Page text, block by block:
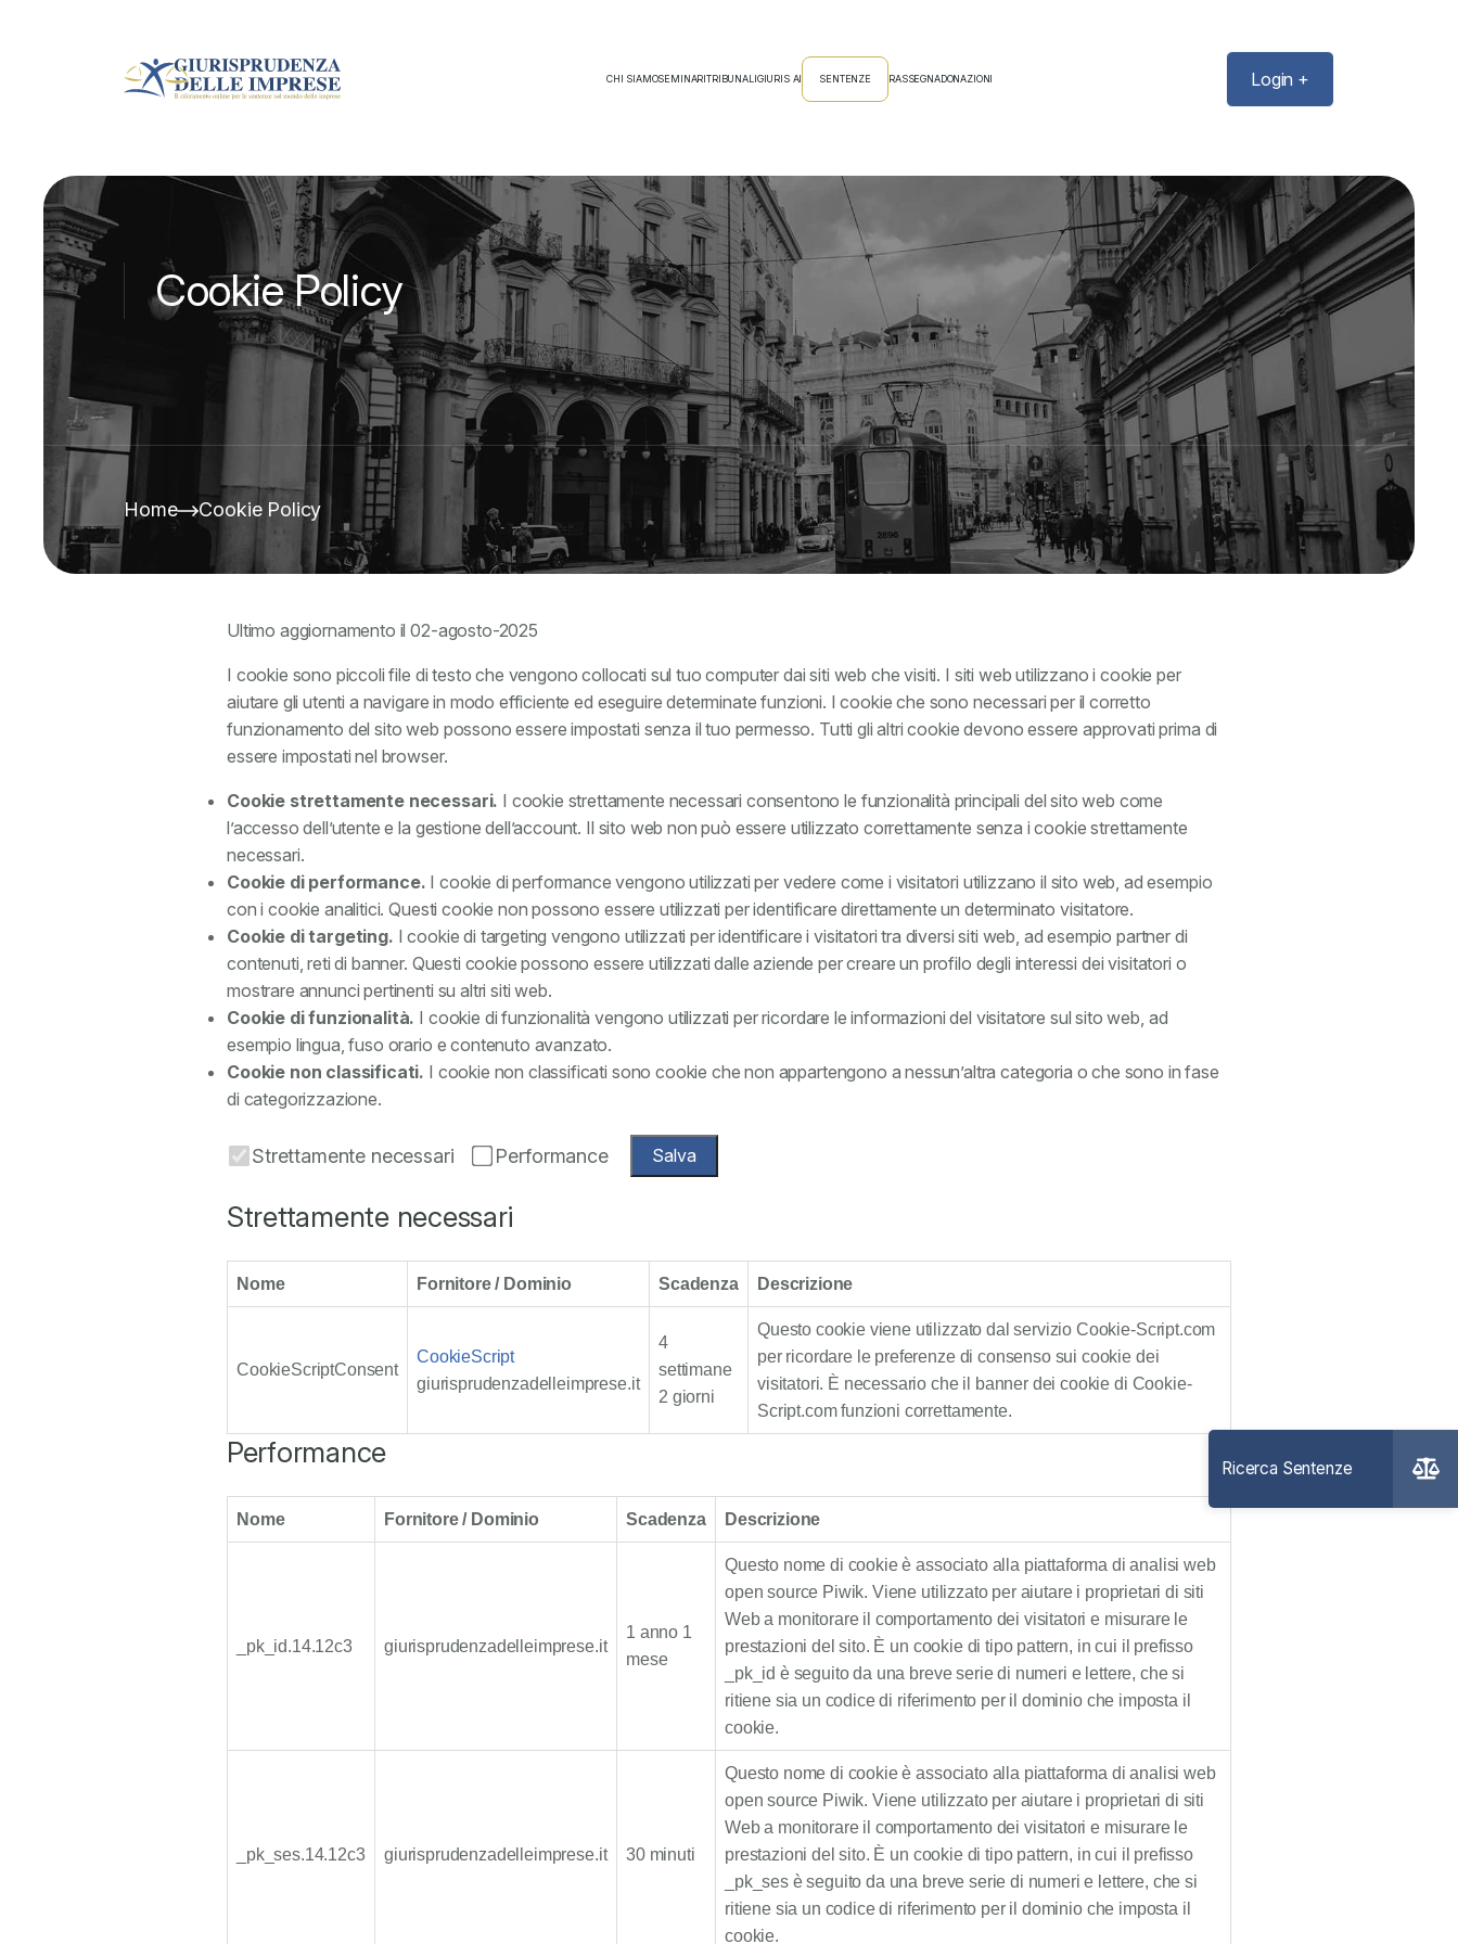
CHI SIAMOSEMINARITRIBUNALIGIURIS AI SENTENZE RASSEGNADONAZIONI Login +
Cookie Policy
Home Cookie Policy
Ultimo aggiornamento il 02-agosto-2025
I cookie sono piccoli file di testo che vengono collocati sul tuo computer dai siti web che visiti. I siti web utilizzano i cookie per
aiutare gli utenti a navigare in modo efficiente ed eseguire determinate funzioni. I cookie che sono necessari per il corretto
funzionamento del sito web possono essere impostati senza il tuo permesso. Tutti gli altri cookie devono essere approvati prima di
essere impostati nel browser.
Cookie strettamente necessari. I cookie strettamente necessari consentono le funzionalità principali del sito web come
l’accesso dell’utente e la gestione dell’account. Il sito web non può essere utilizzato correttamente senza i cookie strettamente
necessari.
Cookie di performance. I cookie di performance vengono utilizzati per vedere come i visitatori utilizzano il sito web, ad esempio
con i cookie analitici. Questi cookie non possono essere utilizzati per identificare direttamente un determinato visitatore.
Cookie di targeting. I cookie di targeting vengono utilizzati per identificare i visitatori tra diversi siti web, ad esempio partner di
contenuti, reti di banner. Questi cookie possono essere utilizzati dalle aziende per creare un profilo degli interessi dei visitatori o
mostrare annunci pertinenti su altri siti web.
Cookie di funzionalità. I cookie di funzionalità vengono utilizzati per ricordare le informazioni del visitatore sul sito web, ad
esempio lingua, fuso orario e contenuto avanzato.
Cookie non classificati. I cookie non classificati sono cookie che non appartengono a nessun’altra categoria o che sono in fase
di categorizzazione.
Strettamente necessari Performance Salva
Strettamente necessari
Nome Fornitore / Dominio Scadenza Descrizione
CookieScriptConsent
CookieScript
giurisprudenzadelleimprese.it
4
settimane
2 giorni
Questo cookie viene utilizzato dal servizio Cookie-Script.com
per ricordare le preferenze di consenso sui cookie dei
visitatori. È necessario che il banner dei cookie di Cookie-
Script.com funzioni correttamente.
Performance
Nome Fornitore / Dominio Scadenza Descrizione
_pk_id.14.12c3 giurisprudenzadelleimprese.it
1 anno 1
mese
Questo nome di cookie è associato alla piattaforma di analisi web
open source Piwik. Viene utilizzato per aiutare i proprietari di siti
Web a monitorare il comportamento dei visitatori e misurare le
prestazioni del sito. È un cookie di tipo pattern, in cui il prefisso
_pk_id è seguito da una breve serie di numeri e lettere, che si
ritiene sia un codice di riferimento per il dominio che imposta il
cookie.
_pk_ses.14.12c3 giurisprudenzadelleimprese.it 30 minuti
Questo nome di cookie è associato alla piattaforma di analisi web
open source Piwik. Viene utilizzato per aiutare i proprietari di siti
Web a monitorare il comportamento dei visitatori e misurare le
prestazioni del sito. È un cookie di tipo pattern, in cui il prefisso
_pk_ses è seguito da una breve serie di numeri e lettere, che si
ritiene sia un codice di riferimento per il dominio che imposta il
cookie.